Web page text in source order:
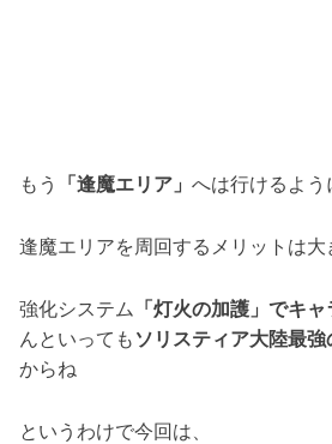
もう 「逢魔エリア」 へは行けるよう
逢魔エリアを周回するメリットは大
強化システム 「灯火の加護」でキ
んといっても ソリスティア大陸最
からね
というわけで今回は、